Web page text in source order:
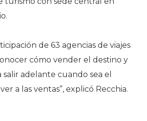
de 63 agencias de viajes
cómo vender el destino y
adelante cuando sea el
a las ventas”, explicó Recchia.